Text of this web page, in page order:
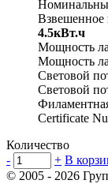
Взвешенное
4.5кВт.ч
Мощность
Мощность
Световой
Световой
Certificate
Количество
-
+ В
© 2005 - 2026